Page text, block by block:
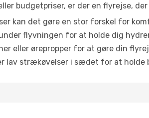
budgetpriser, er der en flyrejse,
kan det gøre en stor forskel for
flyvningen for at holde dig
eller ørepropper for at gøre din
lav strækøvelser i sædet for at holde